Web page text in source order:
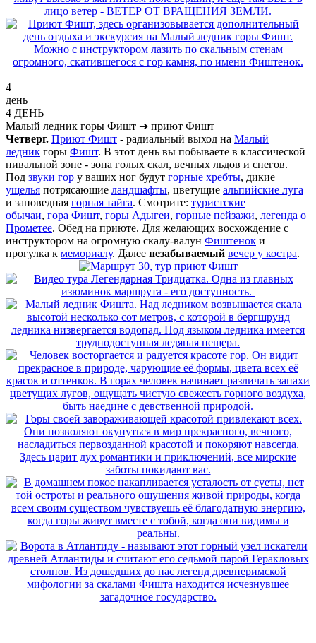
4
день
4 ДЕНЬ
Малый ледник горы Фишт ➔ приют Фишт
Четверг. Приют Фишт - радиальный выход на Малый
ледник горы Фишт. В этот день вы побываете в классической
нивальной зоне - зона голых скал, вечных льдов и снегов.
Под звуки гор у ваших ног будут горные хребты, дикие
ущелья потрясающие ландшафты, цветущие альпийские луга
и заповедная горная тайга. Смотрите: туристские
обычаи, гора Фишт, горы Адыгеи, горные пейзажи, легенда о
Прометее. Обед на приюте. Для желающих восхождение с
инструктором на огромную скалу-валун Фиштенок и
прогулка к мемориалу. Далее незабываемый вечер у костра.